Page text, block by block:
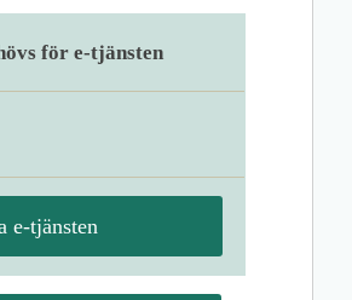
för e-tjänsten
e-tjänsten